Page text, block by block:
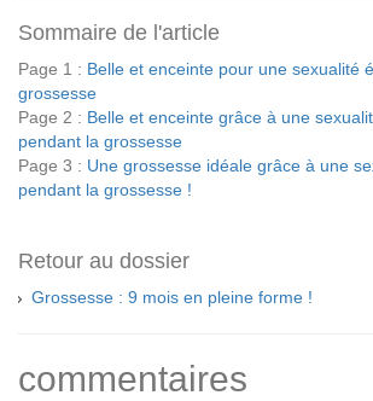
Sommaire de l'article
Page 1 : Belle et enceinte pour une sexualité
grossesse
Page 2 : Belle et enceinte grâce à une
pendant la grossesse
Page 3 : Une grossesse idéale grâce à une
pendant la grossesse !
Retour au dossier
Grossesse : 9 mois en pleine forme !
commentaires